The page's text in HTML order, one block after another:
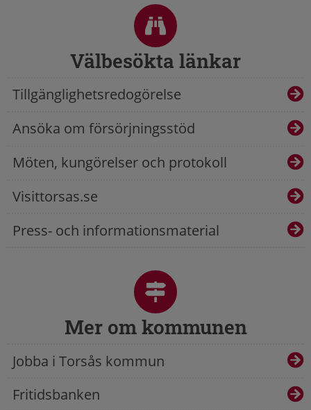
Välbesökta länkar
Tillgänglighetsredogörelse
Ansöka om försörjningsstöd
Möten, kungörelser och protokoll
Visittorsas.se
Press- och informationsmaterial
Mer om kommunen
Jobba i Torsås kommun
Fritidsbanken